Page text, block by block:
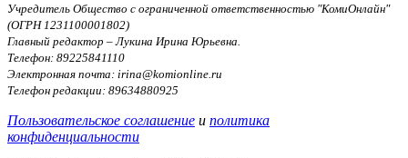
Учредитель Общество с ограниченной ответственностью "КомиОнлайн"
(ОГРН 1231100001802)
Главный редактор – Лукина Ирина Юрьевна.
Телефон: 89225841110
Электронная почта: irina@komionline.ru
Телефон редакции: 89634880925
Пользовательское соглашение и политика
конфиденциальности